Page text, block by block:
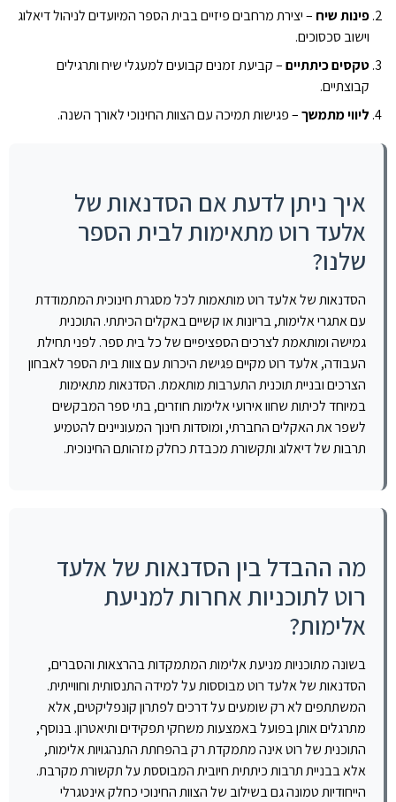
פינות שיח – יצירת מרחבים פיזיים בבית הספר המיועדים לניהול דיאלוג
וישוב סכסוכים.
טקסים כיתתיים– קביעת זמנים קבועים למעגלי שיח ותרגילים
קבוצתיים.
ליווי מתמשך– פגישות תמיכה עם הצוות החינוכי לאורך השנה.
איך ניתן לדעת אם הסדנאות של
אלעד רוט מתאימות לבית הספר
שלנו?
הסדנאות של אלעד רוט מותאמות לכל מסגרת חינוכית המתמודדת
עם אתגרי אלימות, בריונות או קשיים באקלים הכיתתי. התוכנית
גמישה ומותאמת לצרכים הספציפיים של כל בית ספר. לפני תחילת
העבודה, אלעד רוט מקיים פגישת היכרות עם צוות בית הספר לאבחון
הצרכים ובניית תוכנית התערבות מותאמת. הסדנאות מתאימות
במיוחד לכיתות שחוו אירועי אלימות חוזרים, בתי ספר המבקשים
לשפר את האקלים החברתי, ומוסדות חינוך המעוניינים להטמיע
תרבות של דיאלוג ותקשורת מכבדת כחלק מזהותם החינוכית.
מה ההבדל בין הסדנאות של אלעד
רוט לתוכניות אחרות למניעת
אלימות?
בשונה מתוכניות מניעת אלימות המתמקדות בהרצאות והסברים,
הסדנאות של אלעד רוט מבוססות על למידה התנסותית וחווייתית.
המשתתפים לא רק שומעים על דרכים לפתרון קונפליקטים, אלא
מתרגלים אותן בפועל באמצעות משחקי תפקידים ותיאטרון. בנוסף,
התוכנית של רוט אינה מתמקדת רק בהפחתת התנהגויות אלימות,
אלא בבניית תרבות כיתתית חיובית המבוססת על תקשורת מקרבת.
הייחודיות טמונה גם בשילוב של הצוות החינוכי כחלק אינטגרלי